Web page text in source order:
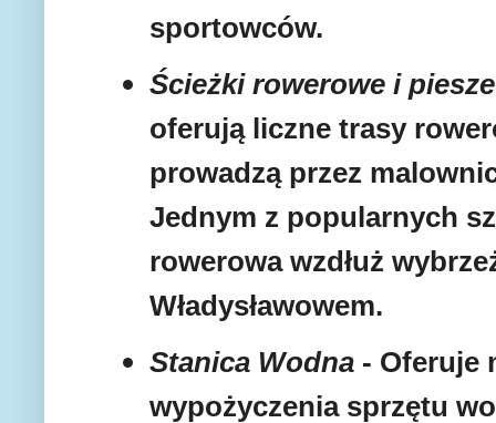
sportowców.
Ścieżki rowerowe i piesze
oferują liczne trasy
prowadzą przez
Jednym z popularnych
rowerowa wzdłuż
Władysławowem.
Stanica Wodna - Oferuje
wypożyczenia sprzętu